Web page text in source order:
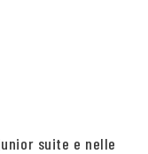
suite e nelle